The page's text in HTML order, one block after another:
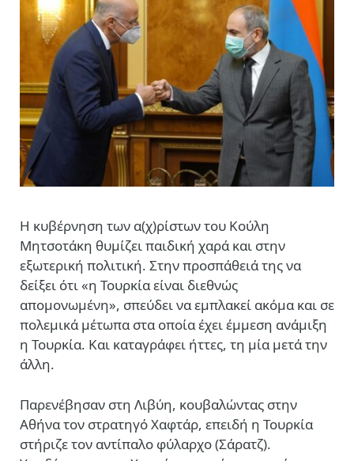
Η κυβέρνηση των α(χ)ρίστων του Κούλη
Μητσοτάκη θυμίζει παιδική χαρά και στην
εξωτερική πολιτική. Στην προσπάθειά της να
δείξει ότι «η Τουρκία είναι διεθνώς
απομονωμένη», σπεύδει να εμπλακεί ακόμα και σε
πολεμικά μέτωπα στα οποία έχει έμμεση ανάμιξη
η Τουρκία. Και καταγράφει ήττες, τη μία μετά την
άλλη.
Παρενέβησαν στη Λιβύη, κουβαλώντας στην
Αθήνα τον στρατηγό Χαφτάρ, επειδή η Τουρκία
στήριζε τον αντίπαλο φύλαρχο (Σάρατζ).